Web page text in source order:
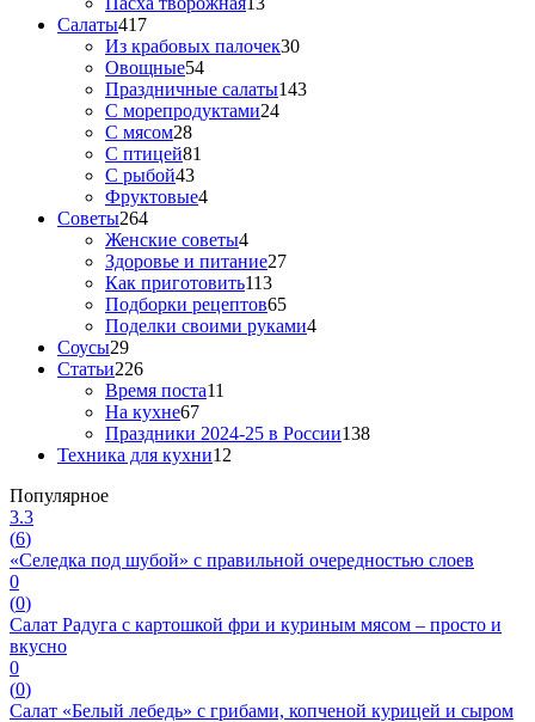
Салаты417
Из крабовых палочек30
Овощные54
Праздничные салаты143
С морепродуктами24
С мясом28
С птицей81
С рыбой43
Фруктовые4
Советы264
Женские советы4
Здоровье и питание27
Как приготовить113
Подборки рецептов65
Поделки своими руками4
Соусы29
Статьи226
Время поста11
На кухне67
Праздники 2024-25 в России138
Техника для кухни12
Популярное
3.3
(6)
«Селедка под шубой» с правильной очередностью слоев
0
(0)
Салат Радуга с картошкой фри и куриным мясом – просто и
вкусно
0
(0)
Салат «Белый лебедь» с грибами, копченой курицей и сыром